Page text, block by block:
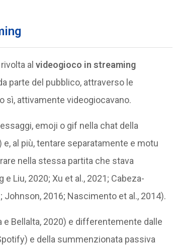
al videogioco in streaming
parte del pubblico, attraverso le
sì, attivamente videogiocavano.
emoji o gif nella chat della
al più, tentare separatamente e motu
nella stessa partita che stava
e Liu, 2020; Xu et al., 2021; Cabeza-
Johnson, 2016; Nascimento et al., 2014).
Bellalta, 2020) e differentemente dalle
e della summenzionata passiva